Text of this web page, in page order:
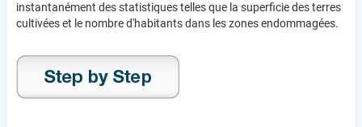
instantanément des statistiques telles que la superficie des terres
cultivées et le nombre d'habitants dans les zones endommagées.